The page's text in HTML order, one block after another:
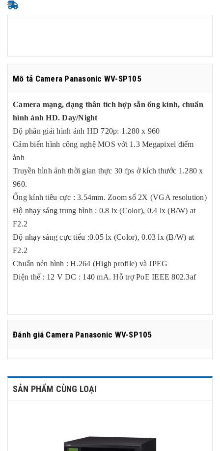
Mô tả Camera Panasonic WV-SP105
Camera mạng, dạng thân tích hợp sẵn ống kính, chuẩn
hình ảnh HD. Day/Night
Độ phân giải hình ảnh HD 720p: 1.280 x 960
Cảm biến hình công nghệ MOS với 1.3 Megapixel điểm
ảnh
Truyền hình ảnh thời gian thực 30 fps ở kích thước 1.280 x
960.
Ống kính tiêu cực : 3.54mm. Zoom số 2X (VGA resolution)
Độ nhạy sáng trung bình : 0.8 lx (Color), 0.4 lx (B/W) at
F2.2
Độ nhạy sáng cực tiểu :0.05 lx (Color), 0.03 lx (B/W) at
F2.2
Chuẩn nén hình : H.264 (High profile) và JPEG
Điện thế : 12 V DC : 140 mA. Hỗ trợ PoE IEEE 802.3af
Đánh giá Camera Panasonic WV-SP105
SẢN PHẨM CÙNG LOẠI